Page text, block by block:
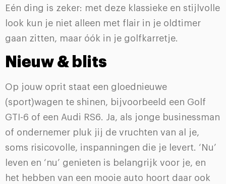
Eén ding is zeker: met deze klassieke en stijlvolle
look kun je niet alleen met flair in je oldtimer
gaan zitten, maar óók in je golfkarretje.
Nieuw & blits
Op jouw oprit staat een gloednieuwe
(sport)wagen te shinen, bijvoorbeeld een Golf
GTI-6 of een Audi RS6. Ja, als jonge businessman
of ondernemer pluk jij de vruchten van al je,
soms risicovolle, inspanningen die je levert. ‘Nu’
leven en ‘nu’ genieten is belangrijk voor je, en
het hebben van een mooie auto hoort daar ook